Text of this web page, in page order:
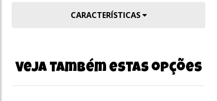
CARACTERÍSTICAS
Veja também estas opções